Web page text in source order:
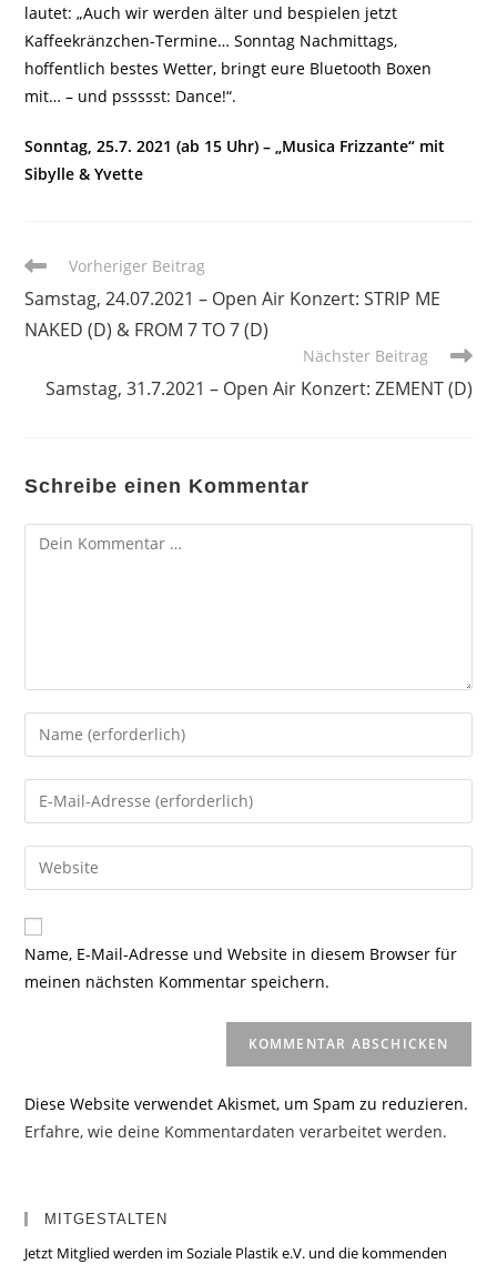
lautet: „Auch wir werden älter und bespielen jetzt
Kaffeekränzchen-Termine… Sonntag Nachmittags,
hoffentlich bestes Wetter, bringt eure Bluetooth Boxen
mit… – und pssssst: Dance!“.
Sonntag, 25.7. 2021 (ab 15 Uhr) – „Musica Frizzante“ mit
Sibylle & Yvette
Weitere
ansehen
Vorheriger Beitrag
Samstag, 24.07.2021 – Open Air Konzert: STRIP ME
NAKED (D) & FROM 7 TO 7 (D)
Nächster Beitrag
Samstag, 31.7.2021 – Open Air Konzert: ZEMENT (D)
Schreibe einen Kommentar
Kommentar
Gib
deinen
Namen
oder
zum
Kommentieren
ein
Gib
deine
E-
Mail-
zum
Kommentieren
ein
Gib
deine
Website-
URL
Name, E-Mail-Adresse und Website in diesem Browser für
meinen nächsten Kommentar speichern.
Diese Website verwendet Akismet, um Spam zu reduzieren.
Erfahre, wie deine Kommentardaten verarbeitet werden.
MITGESTALTEN
Jetzt Mitglied werden im Soziale Plastik e.V. und die kommenden